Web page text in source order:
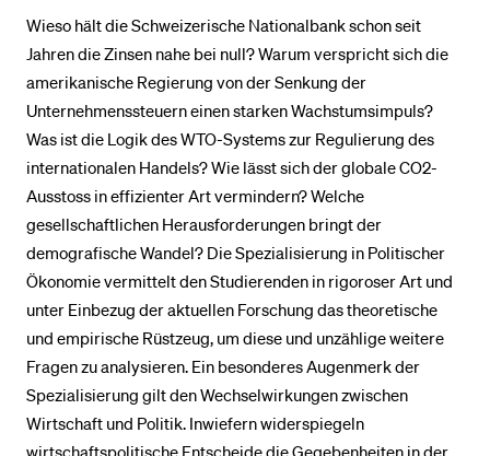
Wieso hält die Schweizerische Nationalbank schon seit
Jahren die Zinsen nahe bei null? Warum verspricht sich die
amerikanische Regierung von der Senkung der
Unternehmenssteuern einen starken Wachstumsimpuls?
Was ist die Logik des WTO-Systems zur Regulierung des
internationalen Handels? Wie lässt sich der globale CO2-
Ausstoss in effizienter Art vermindern? Welche
gesellschaftlichen Herausforderungen bringt der
demografische Wandel? Die Spezialisierung in Politischer
Ökonomie vermittelt den Studierenden in rigoroser Art und
unter Einbezug der aktuellen Forschung das theoretische
und empirische Rüstzeug, um diese und unzählige weitere
Fragen zu analysieren. Ein besonderes Augenmerk der
Spezialisierung gilt den Wechselwirkungen zwischen
Wirtschaft und Politik. Inwiefern widerspiegeln
BELIEBTE INHALTE
Vorlesungsverzeichnis
Bibliothek
Sportangebot
Menuplan Mensa
Anmeldung und Zulassung